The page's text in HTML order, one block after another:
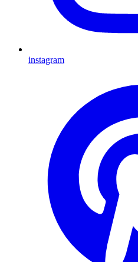
instagram